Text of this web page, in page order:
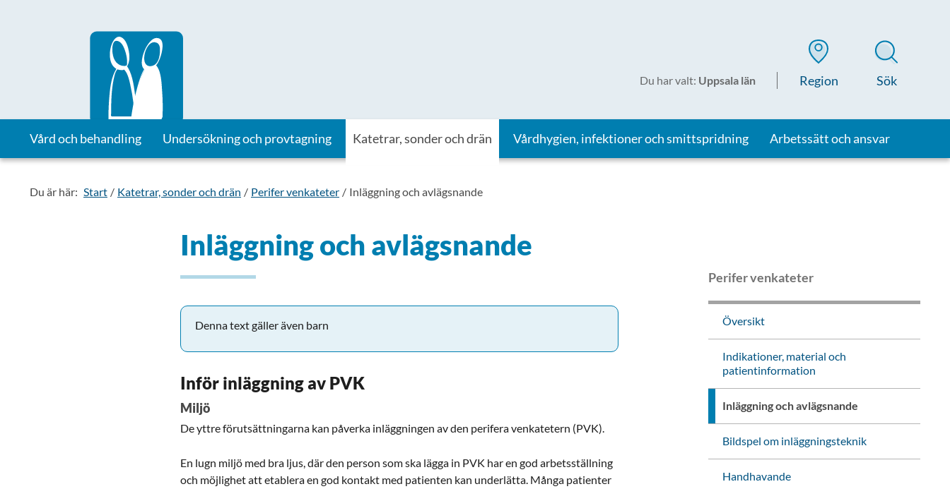
Till startsidan för Vårdhandboken
Du har valt: Uppsala län Region Sök
Vård och behandling Undersökning och provtagning Katetrar, sonder och drän Vårdhygien, infektioner och smittspridning Arbetssätt och ansvar
Du är här: Start Katetrar, sonder och drän Perifer venkateter Inläggning och avlägsnande
Inläggning och avlägsnande
Denna text gäller även barn
Inför inläggning av PVK
Miljö
De yttre förutsättningarna kan påverka inläggningen av den perifera venkatetern (PVK).
En lugn miljö med bra ljus, där den person som ska lägga in PVK har en god arbetsställning
och möjlighet att etablera en god kontakt med patienten kan underlätta. Många patienter
Perifer venkateter
Översikt
Indikationer, material och
patientinformation
Inläggning och avlägsnande
Bildspel om inläggningsteknik
Handhavande